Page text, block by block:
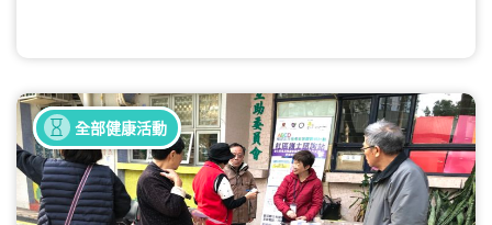
健康同樂日
全部健康活動